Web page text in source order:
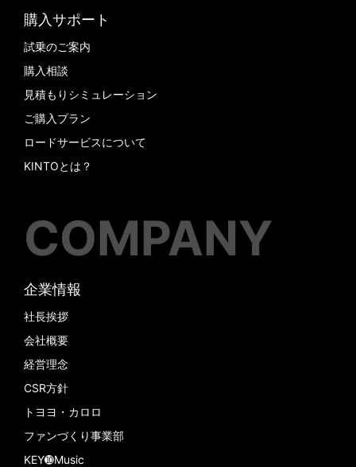
購入サポート
試乗のご案内
購入相談
見積もりシミュレーション
ご購入プラン
ロードサービスについて
KINTOとは？
COMPANY
企業情報
社長挨拶
会社概要
経営理念
CSR方針
トヨヨ・カロロ
ファンづくり事業部
KEY➓Music